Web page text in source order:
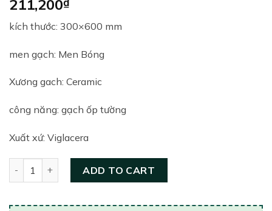
211,200
kích thước: 300×600 mm
men gạch: Men Bóng
Xương gach: Ceramic
công năng: gạch ốp tường
Xuất xứ: Viglacera
ADD TO CART